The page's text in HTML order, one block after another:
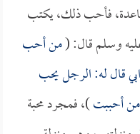
فأحب ذلك، يكتب
وسلم قال: (من أحب
قال له: الرجل يحب
من أحببت)، فمجرد محبة